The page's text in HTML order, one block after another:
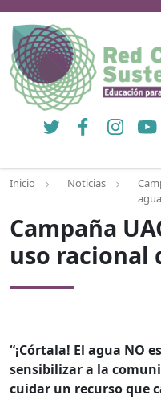
Twitter FacebookInstagram
Inicio Noticias
agua
Campaña
uso racional
“¡Córtala! El agua NO
sensibilizar a la
cuidar un recurso que